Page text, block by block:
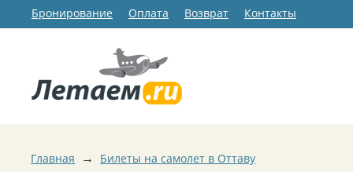
Бронирование Оплата Возврат Контакты
Главная → Билеты на самолет в Оттаву